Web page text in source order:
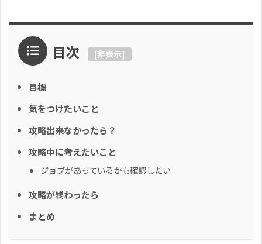
目次 [非表示]
目標
気をつけたいこと
攻略出来なかったら？
攻略中に考えたいこと
ジョブがあっているかも確認したい
攻略が終わったら
まとめ